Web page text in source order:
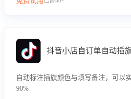
抖音小店自订单自动插
自动标注插旗颜色与填写备注，可以
90%